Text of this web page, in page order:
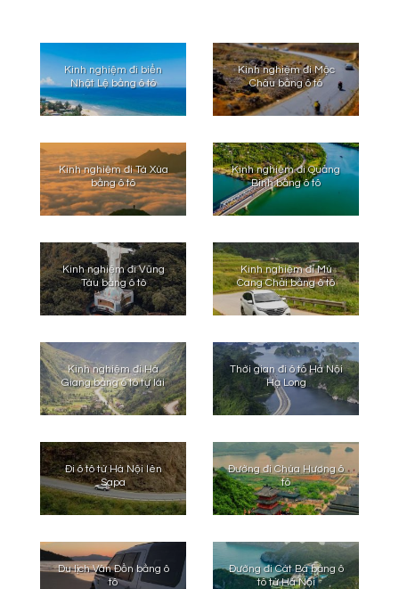
Kinh nghiệm đi biển
Nhật Lệ bằng ô tô
Kinh nghiệm đi Mộc
Châu bằng ô tô
Kinh nghiệm đi Tà Xùa
bằng ô tô
Kinh nghiệm đi Quảng
Bình bằng ô tô
Kinh nghiệm đi Vũng
Tàu bằng ô tô
Kinh nghiệm đi Mù
Cang Chải bằng ô tô
Kinh nghiệm đi Hà
Giang bằng ô tô tự lái
Thời gian đi ô tô Hà Nội
Hạ Long
Đi ô tô từ Hà Nội lên
Sapa
Đường đi Chùa Hương ô
tô
Du lịch Vân Đồn bằng ô
tô
Đường đi Cát Bà bằng ô
tô từ Hà Nội